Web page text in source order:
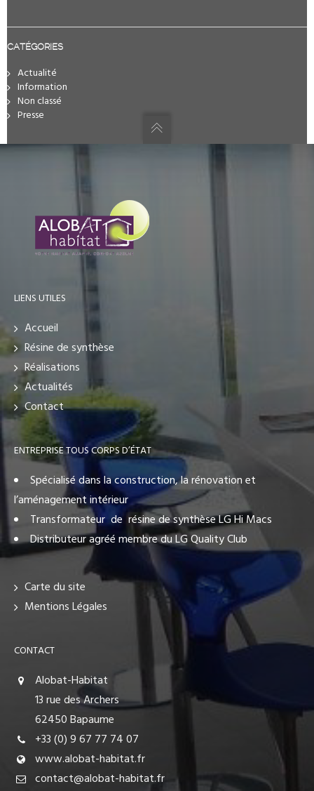
CATÉGORIES
Actualité
Information
Non classé
Presse
LIENS UTILES
Accueil
Résine de synthèse
Réalisations
Actualités
Contact
ENTREPRISE TOUS CORPS D’ÉTAT
Spécialisé dans la construction, la rénovation et
l’aménagement intérieur
Transformateur de résine de synthèse LG Hi Macs
Distributeur agréé membre du LG Quality Club
Carte du site
Mentions Légales
CONTACT
Alobat-Habitat
13 rue des Archers
62450 Bapaume
+33 (0) 9 67 77 74 07
www.alobat-habitat.fr
contact@alobat-habitat.fr